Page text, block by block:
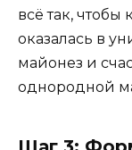
всё так,
оказалась в
майонез и
однородной